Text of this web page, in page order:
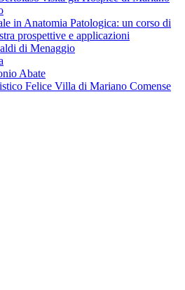
in Anatomia Patologica: un corso di
prospettive e applicazioni
di Menaggio
Abate
Felice Villa di Mariano Comense